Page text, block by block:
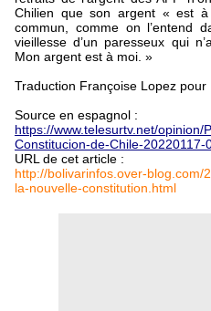
Chilien que son argent « est
commun, comme on l’entend
vieillesse d’un paresseux qui
Mon argent est à moi. »
Traduction Françoise Lopez pour
Source en espagnol :
https://www.telesurtv.net/
Constitucion-de-Chile-20220117-
URL de cet article :
http://bolivarinfos.over-blog.com/
la-nouvelle-constitution.html